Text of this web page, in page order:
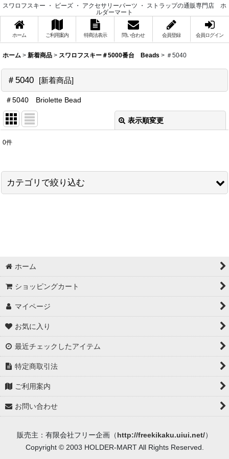
スワロフスキー ・ ビーズ ・ アクセサリーパーツ ・ ストラップの通販専門店 ホ
ルダーマート
ホーム ご利用案内 特商法表示 問い合わせ 会員登録 会員ログイン
ホーム > 新着商品 > スワロフスキー＃5000番台 Beads > ＃5040
＃5040 [新着商品]
＃5040 Briolette Bead
表示順変更
在庫あり
並び順:
0件
カテゴリで絞り込む
＃5200
＃5305
＃5310
＃5500
＃5600
＃5601
＃5714
ホーム
ショッピングカート
マイページ
お気に入り
最近チェックしたアイテム
特定商取引法
ご利用案内
お問い合わせ
販売主：有限会社フリー企画（http://freekikaku.uiui.net/）
Copyright © 2003 HOLDER-MART All Rights Reserved.